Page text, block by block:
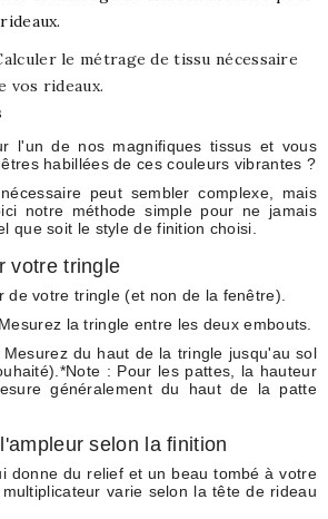
le métrage de tissu nécessaire
vos rideaux.
l'un de nos magnifiques tissus et vous
habillées de ces couleurs vibrantes ?
peut sembler complexe, mais
notre méthode simple pour ne jamais
que soit le style de finition choisi.
votre tringle
de votre tringle (et non de la fenêtre).
Mesurez la tringle entre les deux embouts.
Mesurez du haut de la tringle jusqu'au sol
: Pour les pattes, la hauteur
généralement du haut de la patte
selon la finition
donne du relief et un beau tombé à votre
varie selon la tête de rideau